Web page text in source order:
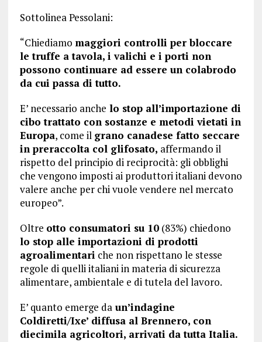
Sottolinea Pessolani:
“Chiediamo maggiori controlli per bloccare
le truffe a tavola, i valichi e i porti non
possono continuare ad essere un colabrodo
da cui passa di tutto.
E’ necessario anche lo stop all’importazione di
cibo trattato con sostanze e metodi vietati in
Europa, come il grano canadese fatto seccare
in preraccolta col glifosato, affermando il
rispetto del principio di reciprocità: gli obblighi
che vengono imposti ai produttori italiani devono
valere anche per chi vuole vendere nel mercato
europeo”.
Oltre otto consumatori su 10(83%) chiedono
lo stop alle importazioni di prodotti
agroalimentari che non rispettano le stesse
regole di quelli italiani in materia di sicurezza
alimentare, ambientale e di tutela del lavoro.
E’ quanto emerge daun’indagine
Coldiretti/Ixe’ diffusa al Brennero, con
diecimila agricoltori, arrivati da tutta Italia.